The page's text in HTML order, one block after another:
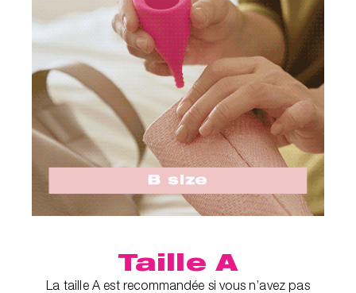
Taille A
La taille A est recommandée si vous n’avez pas